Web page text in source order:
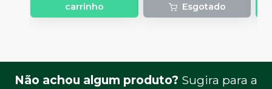
carrinho
Esgotado
Não achou algum produto? Sugira para a